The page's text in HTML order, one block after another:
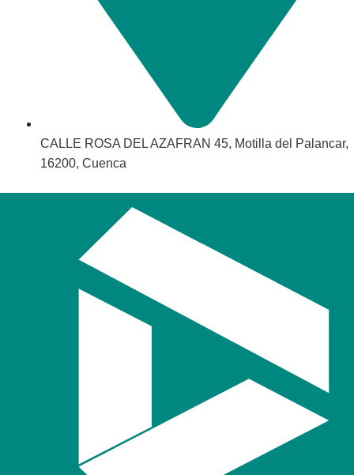
CALLE ROSA DEL AZAFRAN 45, Motilla del Palancar,
16200, Cuenca